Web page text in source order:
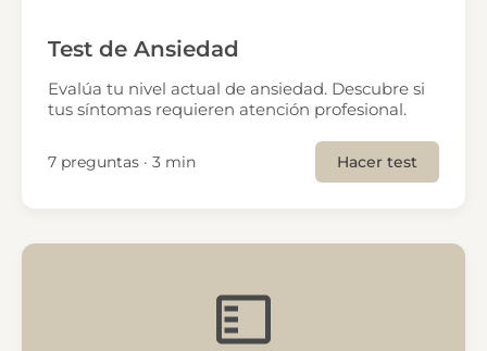
Test de Ansiedad
Evalúa tu nivel actual de ansiedad. Descubre si
tus síntomas requieren atención profesional.
7 preguntas · 3 min Hacer test